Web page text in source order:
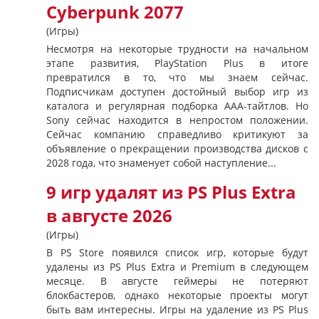
Cyberpunk 2077
(Игры)
Несмотря на некоторые трудности на начальном
этапе развития, PlayStation Plus в итоге
превратился в то, что мы знаем сейчас.
Подписчикам доступен достойный выбор игр из
каталога и регулярная подборка AAA-тайтлов. Но
Sony сейчас находится в непростом положении.
Сейчас компанию справедливо критикуют за
объявление о прекращении производства дисков с
2028 года, что знаменует собой наступление...
9 игр удалят из PS Plus Extra
в августе 2026
(Игры)
В PS Store появился список игр, которые будут
удалены из PS Plus Extra и Premium в следующем
месяце. В августе геймеры не потеряют
блокбастеров, однако некоторые проекты могут
быть вам интересны. Игры на удаление из PS Plus